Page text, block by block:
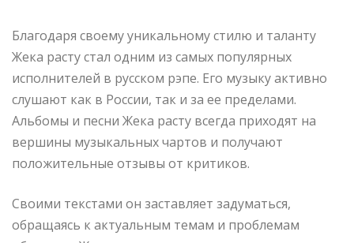
Благодаря своему уникальному стилю и таланту
Жека расту стал одним из самых популярных
исполнителей в русском рэпе. Его музыку активно
слушают как в России, так и за ее пределами.
Альбомы и песни Жека расту всегда приходят на
вершины музыкальных чартов и получают
положительные отзывы от критиков.
Своими текстами он заставляет задуматься,
обращаясь к актуальным темам и проблемам